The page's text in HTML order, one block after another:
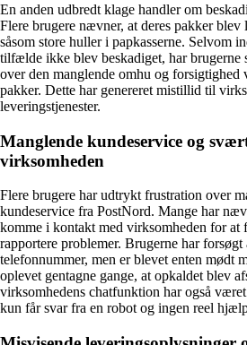
En anden udbredt klage handler om
Flere brugere nævner, at deres pakker blev
såsom store huller i papkasserne. Selvom
tilfælde ikke blev beskadiget, har brugerne
over den manglende omhu og forsigtighed
pakker. Dette har genereret mistillid til
leveringstjenester.
Manglende kundeservice og
virksomheden
Flere brugere har udtrykt frustration over
kundeservice fra PostNord. Mange har
komme i kontakt med virksomheden for at
rapportere problemer. Brugerne har
telefonnummer, men er blevet enten mødt
oplevet gentagne gange, at opkaldet blev
virksomhedens chatfunktion har også
kun får svar fra en robot og ingen reel